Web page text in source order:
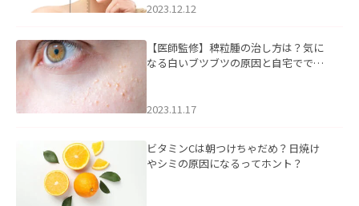
2023.12.12
【医師監修】稗粒腫の治し方は？気に
なる白いブツブツの原因と自宅ででき
2023.11.17
ビタミンCは朝つけちゃだめ？日焼け
やシミの原因になるってホント？